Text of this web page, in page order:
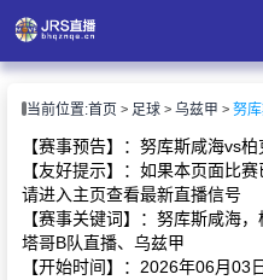
播
讯
当前位置:首页 足球 乌兹甲
【赛事预告】：努库斯咸海vs柏
【友好提示】：如果本页面比
请进入主页查看最新直播信号
【赛事关键词】：努库斯咸海
塔哥B队直播、乌兹甲
【开始时间】：2026年06月03